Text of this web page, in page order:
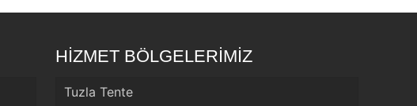
HİZMET BÖLGELERİMİZ
Tuzla Tente